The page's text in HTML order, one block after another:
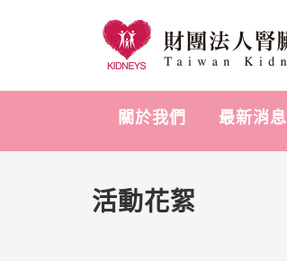
關於我們 最新消息
活動花絮